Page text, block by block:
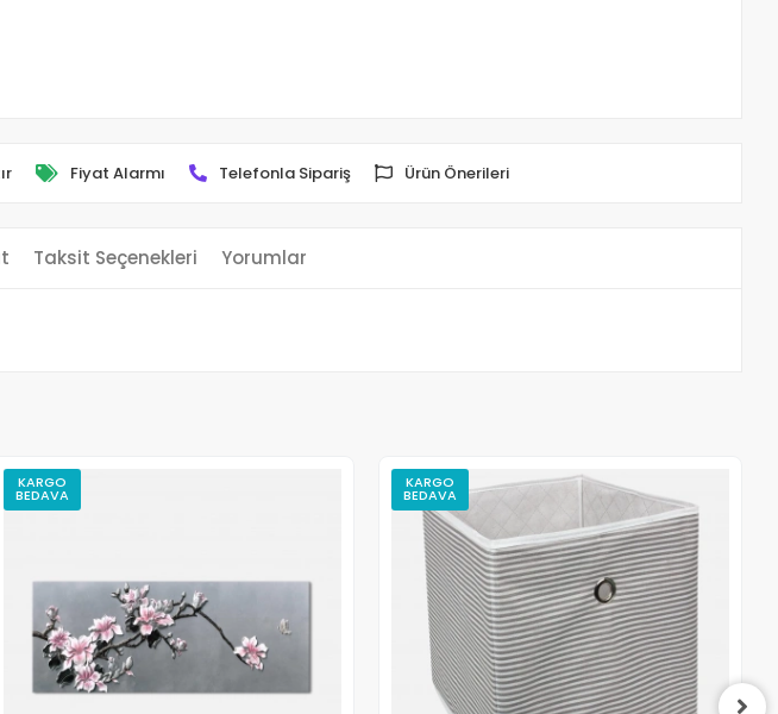
Fiyat Alarmı Telefonla Sipariş Ürün Önerileri
Taksit Seçenekleri Yorumlar
KARGO
BEDAVA
KARGO
BEDAVA